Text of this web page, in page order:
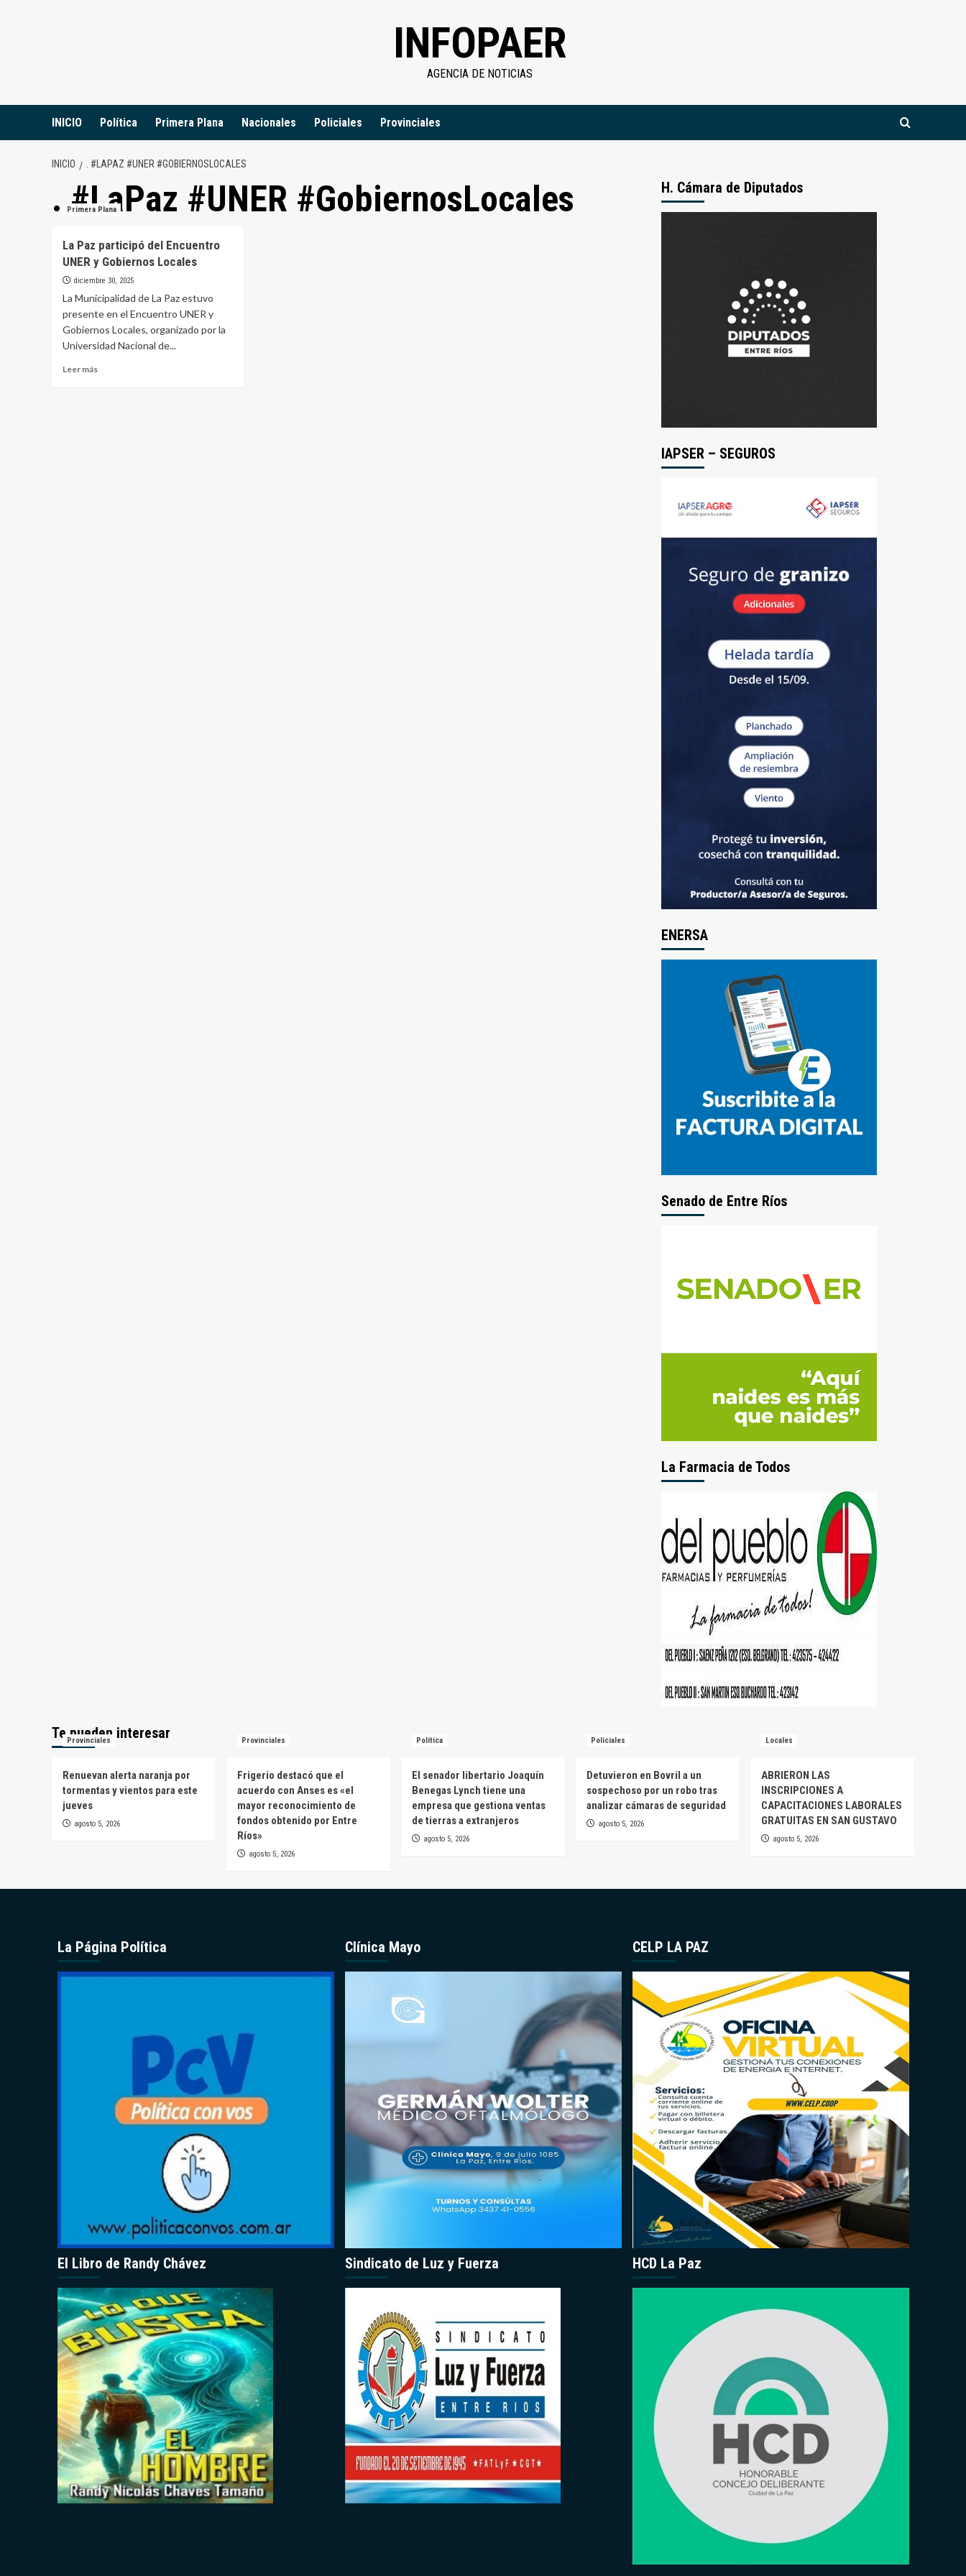
INFOPAER
AGENCIA DE NOTICIAS
INICIO Política Primera Plana Nacionales Policiales Provinciales
INICIO . #LAPAZ #UNER #GOBIERNOSLOCALES
. #LaPaz #UNER #GobiernosLocales
Primera Plana
La Paz participó del Encuentro
UNER y Gobiernos Locales
diciembre 30, 2025
La Municipalidad de La Paz estuvo
presente en el Encuentro UNER y
Gobiernos Locales, organizado por la
Universidad Nacional de...
Leer más
H. Cámara de Diputados
IAPSER – SEGUROS
ENERSA
Senado de Entre Ríos
La Farmacia de Todos
Te pueden interesar
Provinciales
Renuevan alerta naranja por
tormentas y vientos para este
jueves
agosto 5, 2026
Provinciales
Frigerio destacó que el
acuerdo con Anses es «el
mayor reconocimiento de
fondos obtenido por Entre
Ríos»
agosto 5, 2026
Política
El senador libertario Joaquín
Benegas Lynch tiene una
empresa que gestiona ventas
de tierras a extranjeros
agosto 5, 2026
Policiales
Detuvieron en Bovril a un
sospechoso por un robo tras
analizar cámaras de seguridad
agosto 5, 2026
Locales
ABRIERON LAS
INSCRIPCIONES A
CAPACITACIONES LABORALES
GRATUITAS EN SAN GUSTAVO
agosto 5, 2026
La Página Política
El Libro de Randy Chávez
Clínica Mayo
Sindicato de Luz y Fuerza
CELP LA PAZ
HCD La Paz